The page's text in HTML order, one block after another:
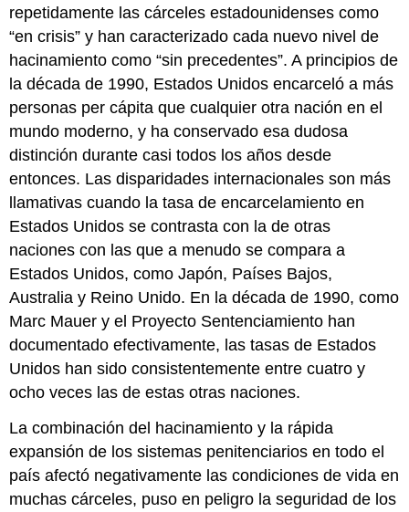
repetidamente las cárceles estadounidenses como
“en crisis” y han caracterizado cada nuevo nivel de
hacinamiento como “sin precedentes”. A principios de
la década de 1990, Estados Unidos encarceló a más
personas per cápita que cualquier otra nación en el
mundo moderno, y ha conservado esa dudosa
distinción durante casi todos los años desde
entonces. Las disparidades internacionales son más
llamativas cuando la tasa de encarcelamiento en
Estados Unidos se contrasta con la de otras
naciones con las que a menudo se compara a
Estados Unidos, como Japón, Países Bajos,
Australia y Reino Unido. En la década de 1990, como
Marc Mauer y el Proyecto Sentenciamiento han
documentado efectivamente, las tasas de Estados
Unidos han sido consistentemente entre cuatro y
ocho veces las de estas otras naciones.
La combinación del hacinamiento y la rápida
expansión de los sistemas penitenciarios en todo el
país afectó negativamente las condiciones de vida en
muchas cárceles, puso en peligro la seguridad de los